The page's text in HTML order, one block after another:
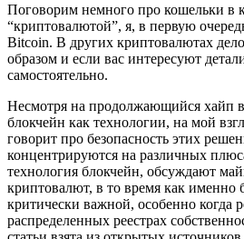
Поговорим немного про кошельки в
“криптовалютой”, я, в первую
Bitcoin. В других криптовалютах
образом и если вас интересуют
самостоятельно.
Несмотря на продолжающийся хайп
блокчейн как технологии, на мой
говорит про безопасность этих
концентрируются на различных
технология блокчейн, обсуждают
криптовалют, в то время как именно
критически важной, особенно когда
распределенных реестрах